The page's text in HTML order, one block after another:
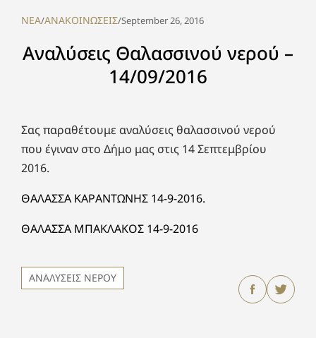
NEA/ΑΝΑΚΟΙΝΩΣΕΙΣ/September 26, 2016
Αναλύσεις Θαλασσινού νερού –
14/09/2016
Σας παραθέτουμε αναλύσεις θαλασσινού νερού
που έγιναν στο Δήμο μας στις 14 Σεπτεμβρίου
2016.
ΘΑΛΑΣΣΑ ΚΑΡΑΝΤΩΝΗΣ 14-9-2016.
ΘΑΛΑΣΣΑ ΜΠΑΚΛΑΚΟΣ 14-9-2016
ΑΝΑΛΥΣΕΙΣ ΝΕΡΟΥ